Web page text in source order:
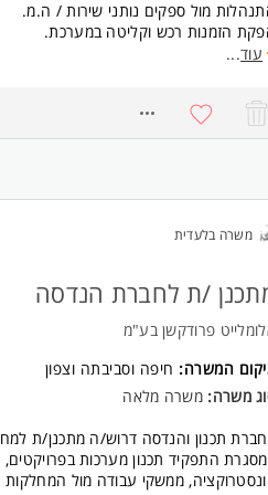
מול ספקים נותני שירות / ה.מ.
הזמנות רכש וקליטה במערכת.
בתקלות שבר.
תיעוד נתונים במערכת.
דוחות תעבורה.
אדמיניסטרטיבי/ בק אופיס- יתרון.
עבודה תחת לחץ וביצוע מס' משימות
למידה והשתלבות מהירה.
ניהול זמנים, וזריזות.
ברמה טובה.
*עבודה במשרה מלאה ימים א-ה.
ניידות.
עוד...
משרה בלעדית
/ת לחברת הנדסה
פרודקשן בע"מ
המשרה: חיפה וסביבתה וצפון
משרה: משרה מלאה
תכנון והנדסה דרוש/ה מתכנן/ת
התפקיד תכנון מערכות בפרויקטים,
ממשקי עבודה מול המחלקות